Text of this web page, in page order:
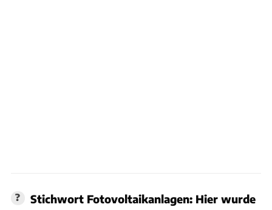
Stichwort Fotovoltaikanlagen: Hier wurde